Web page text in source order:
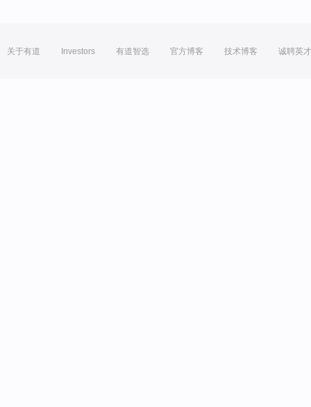
关于有道 Investors 有道智选 官方博客 技术博客 诚聘英才